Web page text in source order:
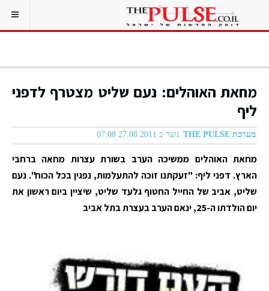
מחאת האוהלים: נעם שליט מצטרף לדפני
ליף
מערכת THE PULSE נוצר ב 27.08.2011 07:08
מחאת האוהלים ממשיכה הערב בשורת עצרות מחאה ברחבי
הארץ. דפני ליף: "זעקתנו זוכה להתעלמות, נפגין בכל הכוח". נעם
שליט, אביב של החייל החטוף גלעד שליט, שיציין ביום ראשון את
יום הולדתו ה-25, ינאם הערב בעצרת בתל אביב